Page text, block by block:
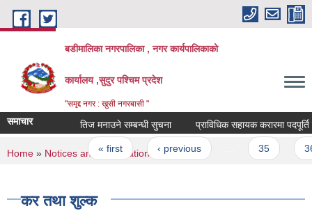
Skip to main content
बडीमालिका नगरपालिका , नगर कार्यपालिकाको
कार्यालय ,सुदुर पश्चिम प्रदेश
"समृद्द नगर : खुसी नगरबासी "
समाचार तिज मनाउने सम्बन्धी सुचना प्राविधिक सहायक करारमा पदपूर्ति
Pages
« first ‹ previous 35 36
You are here
Home » Notices and Information» कर तथा शुल्क
कर तथा शुल्क